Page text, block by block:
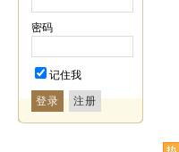
密码
记住我
登录